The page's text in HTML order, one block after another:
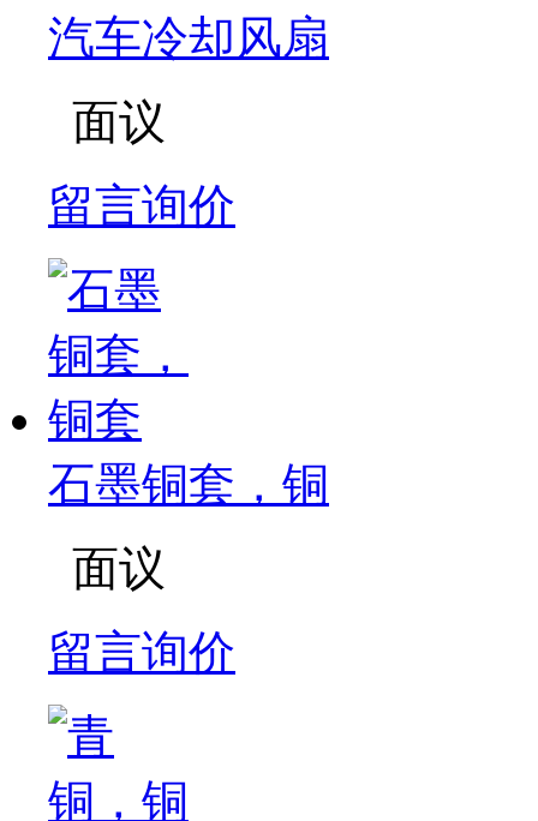
汽车冷却风扇
面议
留言询价
石墨铜套，铜
面议
留言询价